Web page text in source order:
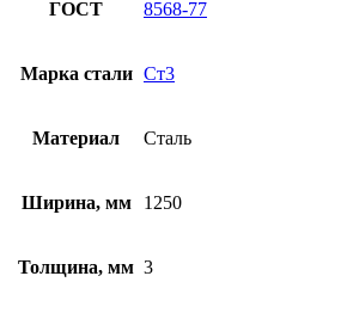
ГОСТ 8568-77
Марка стали Ст3
Материал Сталь
Ширина, мм 1250
Толщина, мм 3